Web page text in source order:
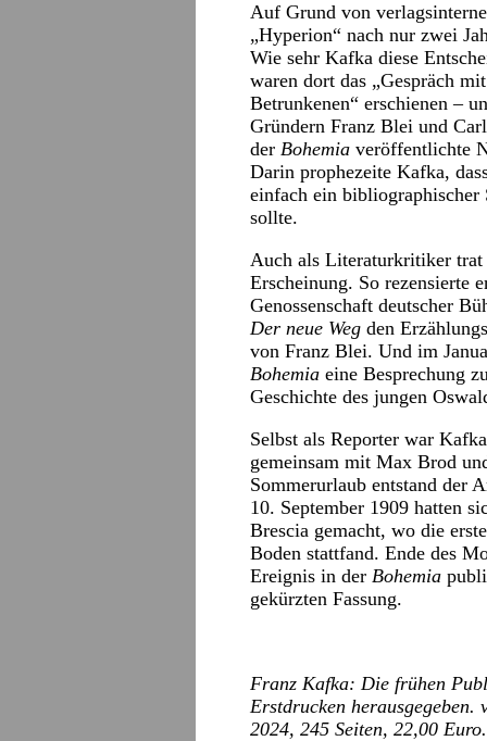
Auf Grund von
„Hyperion“ nach nur zwei
Wie sehr Kafka diese
waren dort das „Gespräch
Betrunkenen“ erschienen –
Gründern Franz Blei und
der Bohemia veröffentlichte
Darin prophezeite Kafka,
einfach ein bibliographischer
sollte.
Auch als Literaturkritiker trat
Erscheinung. So rezensierte
Genossenschaft deutscher
Der neue Weg den
von Franz Blei. Und im
Bohemia eine Besprechung
Geschichte des jungen
Selbst als Reporter war
gemeinsam mit Max Brod
Sommerurlaub entstand der
10. September 1909 hatten
Brescia gemacht, wo die
Boden stattfand. Ende des
Ereignis in der Bohemia
gekürzten Fassung.
Franz Kafka: Die frühen
Erstdrucken
2024, 245 Seiten, 22,00 Euro.